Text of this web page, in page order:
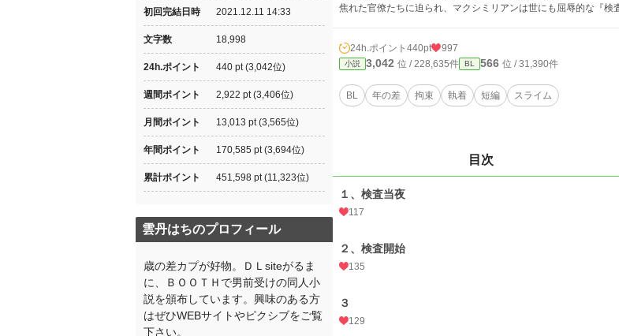
焦れた官僚たちに迫られ、マクシミリアンは世にも屈辱的な『
24h.ポイント 440pt 997
小説 3,042 位 / 228,635件 BL 566 位 / 31,390件
BL 年の差 拘束 執着 短編 スライム
目次
１、検査当夜
117
２、検査開始
135
３
129
初回完結日時 2021.12.11 14:33
文字数 18,998
24h.ポイント 440 pt (3,042位)
週間ポイント 2,922 pt (3,406位)
月間ポイント 13,013 pt (3,565位)
年間ポイント 170,585 pt (3,694位)
累計ポイント 451,598 pt (11,323位)
雲丹はちのプロフィール
歳の差カプが好物。ＤＬsiteがるま
に、ＢＯＯＴＨで男前受けの同人小
説を頒布しています。興味のある方
はぜひWEBサイトやピクシブをご覧
下さい。